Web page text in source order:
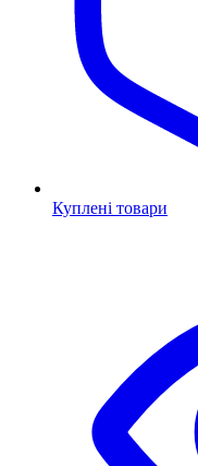
Куплені товари